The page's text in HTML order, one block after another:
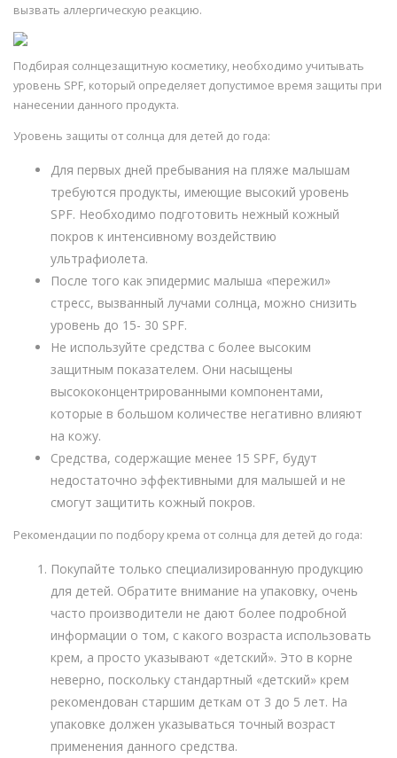
вызвать аллергическую реакцию.
Подбирая солнцезащитную косметику, необходимо учитывать
уровень SPF, который определяет допустимое время защиты при
нанесении данного продукта.
Уровень защиты от солнца для детей до года:
Для первых дней пребывания на пляже малышам
требуются продукты, имеющие высокий уровень
SPF. Необходимо подготовить нежный кожный
покров к интенсивному воздействию
ультрафиолета.
После того как эпидермис малыша «пережил»
стресс, вызванный лучами солнца, можно снизить
уровень до 15- 30 SPF.
Не используйте средства с более высоким
защитным показателем. Они насыщены
высококонцентрированными компонентами,
которые в большом количестве негативно влияют
на кожу.
Средства, содержащие менее 15 SPF, будут
недостаточно эффективными для малышей и не
смогут защитить кожный покров.
Рекомендации по подбору крема от солнца для детей до года:
Покупайте только специализированную продукцию
для детей. Обратите внимание на упаковку, очень
часто производители не дают более подробной
информации о том, с какого возраста использовать
крем, а просто указывают «детский». Это в корне
неверно, поскольку стандартный «детский» крем
рекомендован старшим деткам от 3 до 5 лет. На
упаковке должен указываться точный возраст
применения данного средства.